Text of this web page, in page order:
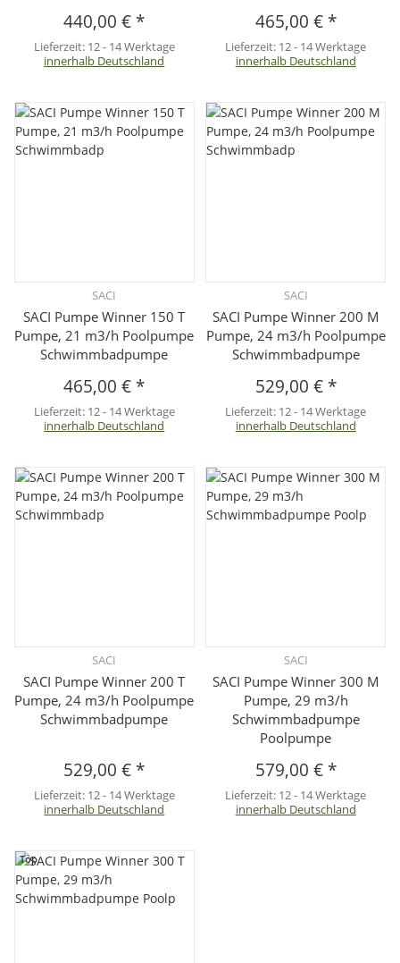
440,00 € *
Lieferzeit: 12 - 14 Werktage
innerhalb Deutschland
465,00 € *
Lieferzeit: 12 - 14 Werktage
innerhalb Deutschland
SACI
SACI Pumpe Winner 150 T
Pumpe, 21 m3/h Poolpumpe
Schwimmbadpumpe
465,00 € *
Lieferzeit: 12 - 14 Werktage
innerhalb Deutschland
SACI
SACI Pumpe Winner 200 M
Pumpe, 24 m3/h Poolpumpe
Schwimmbadpumpe
529,00 € *
Lieferzeit: 12 - 14 Werktage
innerhalb Deutschland
SACI
SACI Pumpe Winner 200 T
Pumpe, 24 m3/h Poolpumpe
Schwimmbadpumpe
529,00 € *
Lieferzeit: 12 - 14 Werktage
innerhalb Deutschland
SACI
SACI Pumpe Winner 300 M
Pumpe, 29 m3/h
Schwimmbadpumpe
Poolpumpe
579,00 € *
Lieferzeit: 12 - 14 Werktage
innerhalb Deutschland
Top